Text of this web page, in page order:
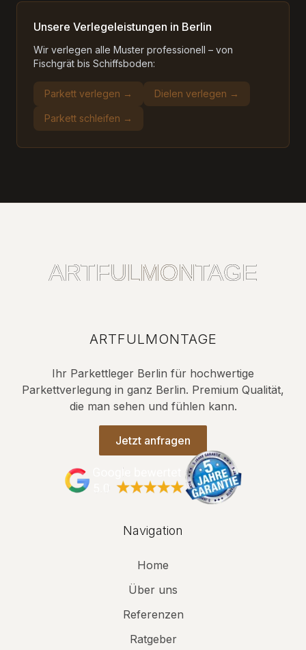
Unsere Verlegeleistungen in Berlin
Wir verlegen alle Muster professionell – von
Fischgrät bis Schiffsboden:
Parkett verlegen → Dielen verlegen →
Parkett schleifen →
ARTFULMONTAGE
ARTFULMONTAGE
ARTFULMONTAGE
ARTFULMONTAGE
Ihr Parkettleger Berlin für hochwertige
Parkettverlegung in ganz Berlin. Premium Qualität,
die man sehen und fühlen kann.
Jetzt anfragen
Navigation
Home
Über uns
Referenzen
Ratgeber